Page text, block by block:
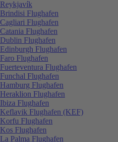
Reykjavík
Brindisi Flughafen
Cagliari Flughafen
Catania Flughafen
Dublin Flughafen
Edinburgh Flughafen
Faro Flughafen
Fuerteventura Flughafen
Funchal Flughafen
Hamburg Flughafen
Heraklion Flughafen
Ibiza Flughafen
Keflavik Flughafen (KEF)
Korfu Flughafen
Kos Flughafen
La Palma Flughafen